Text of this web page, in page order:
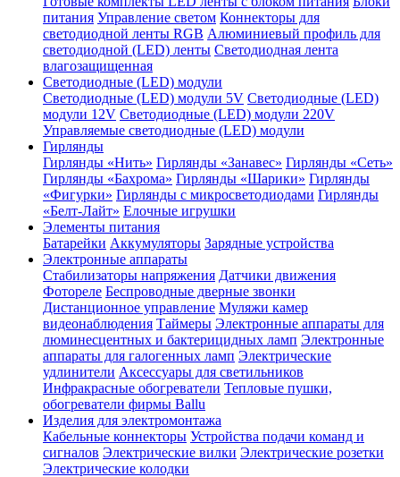
питания Управление светом Коннекторы для
светодиодной ленты RGB Алюминиевый профиль для
светодиодной (LED) ленты Светодиодная лента
влагозащищенная
Светодиодные (LED) модули
Светодиодные (LED) модули 5V Светодиодные (LED)
модули 12V Светодиодные (LED) модули 220V
Управляемые светодиодные (LED) модули
Гирлянды
Гирлянды «Нить» Гирлянды «Занавес» Гирлянды «Сеть»
Гирлянды «Бахрома» Гирлянды «Шарики» Гирлянды
«Фигурки» Гирлянды с микросветодиодами Гирлянды
«Белт-Лайт» Елочные игрушки
Элементы питания
Батарейки Аккумуляторы Зарядные устройства
Электронные аппараты
Стабилизаторы напряжения Датчики движения
Фотореле Беспроводные дверные звонки
Дистанционное управление Муляжи камер
видеонаблюдения Таймеры Электронные аппараты для
люминесцентных и бактерицидных ламп Электронные
аппараты для галогенных ламп Электрические
удлинители Аксессуары для светильников
Инфракрасные обогреватели Тепловые пушки,
обогреватели фирмы Ballu
Изделия для электромонтажа
Кабельные коннекторы Устройства подачи команд и
сигналов Электрические вилки Электрические розетки
Электрические колодки